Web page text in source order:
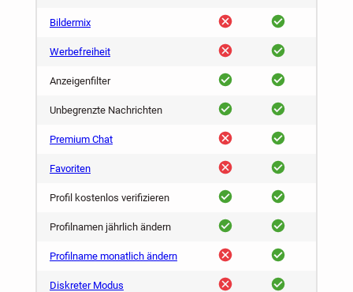
Bildermix nein ja
Werbefreiheit nein ja
Anzeigenfilter ja ja
Unbegrenzte Nachrichten ja ja
Premium Chat nein ja
Favoriten nein ja
Profil kostenlos verifizieren ja ja
Profilnamen jährlich ändern ja ja
Profilname monatlich ändern nein ja
Diskreter Modus nein ja